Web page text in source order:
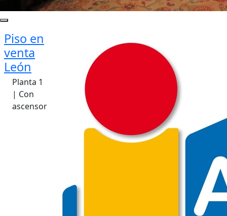
Piso en
venta
León
Planta 1
| Con
ascensor